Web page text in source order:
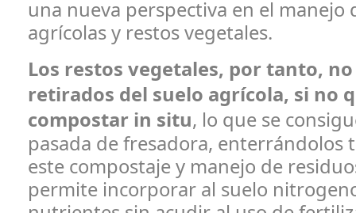
una nueva perspectiva en el manejo
agrícolas y restos vegetales.
Los restos vegetales, por tanto,
retirados del suelo agrícola, si no
compostar in situ, lo que se
pasada de fresadora, enterrándolos
este compostaje y manejo de
permite incorporar al suelo